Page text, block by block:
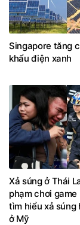
Singapore tăng
khẩu điện xanh
Xả súng ở Thái
phạm chơi game
tìm hiểu xả súng
ở Mỹ